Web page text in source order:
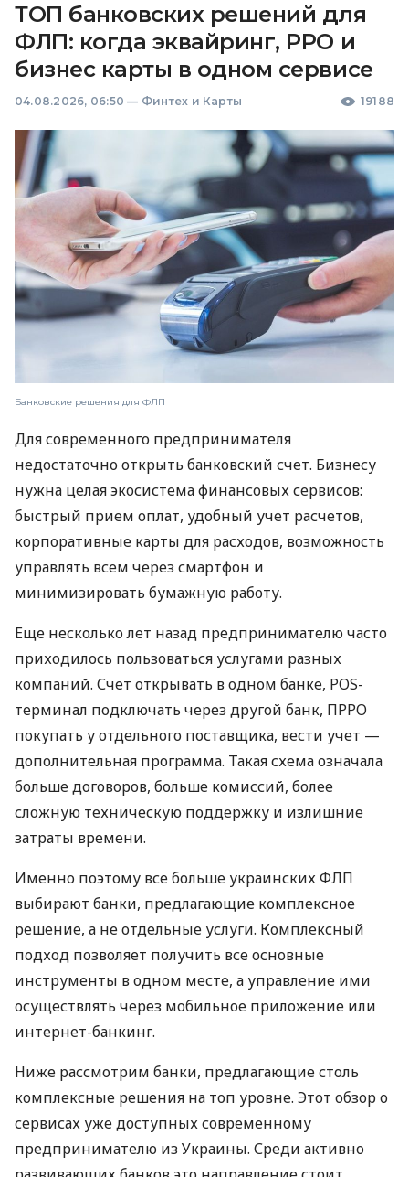
ТОП банковских решений для
ФЛП: когда эквайринг, РРО и
бизнес карты в одном сервисе
04.08.2026, 06:50 — Финтех и Карты 19188
Банковские решения для ФЛП
Для современного предпринимателя
недостаточно открыть банковский счет. Бизнесу
нужна целая экосистема финансовых сервисов:
быстрый прием оплат, удобный учет расчетов,
корпоративные карты для расходов, возможность
управлять всем через смартфон и
минимизировать бумажную работу.
Еще несколько лет назад предпринимателю часто
приходилось пользоваться услугами разных
компаний. Счет открывать в одном банке, POS-
терминал подключать через другой банк, ПРРО
покупать у отдельного поставщика, вести учет —
дополнительная программа. Такая схема означала
больше договоров, больше комиссий, более
сложную техническую поддержку и излишние
затраты времени.
Именно поэтому все больше украинских ФЛП
выбирают банки, предлагающие комплексное
решение, а не отдельные услуги. Комплексный
подход позволяет получить все основные
инструменты в одном месте, а управление ими
осуществлять через мобильное приложение или
интернет-банкинг.
Ниже рассмотрим банки, предлагающие столь
комплексные решения на топ уровне. Этот обзор о
сервисах уже доступных современному
предпринимателю из Украины. Среди активно